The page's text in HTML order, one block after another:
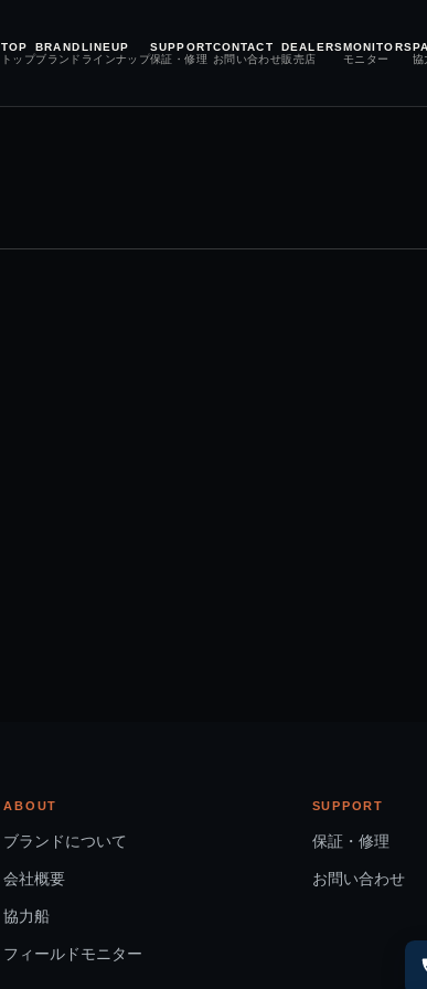
TOP
トップ
BRAND
ブランド
LINEUP
ラインナップ
SUPPORT
保証・修理
CONTACT
お問い合わせ
DEALERS
販売店
MONITORS
モニター
協
ABOUT
ブランドについて
会社概要
協力船
フィールドモニター
SUPPORT
保証・修理
お問い合わせ